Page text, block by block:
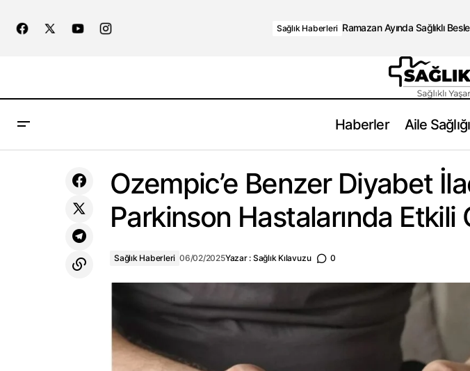
Sağlık Haberleri Ramazan Ayında Sağlıklı
Haberler Aile Sağlığı
Başladı!
Ozempic’e Benzer Diyabet
Ozempic’e Benzer Diyabet
Parkinson Hastalarında Etkili
Sağlık Haberleri 06/02/2025Yazar : Sağlık Kılavuzu 0